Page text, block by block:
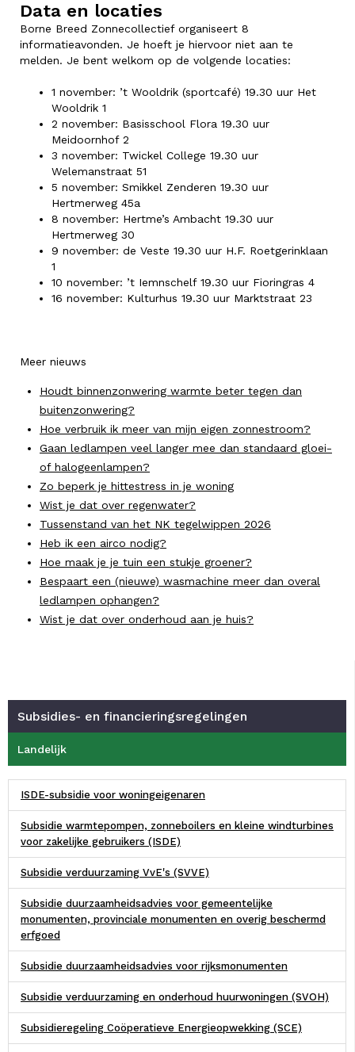
Data en locaties
Borne Breed Zonnecollectief organiseert 8
informatieavonden. Je hoeft je hiervoor niet aan te
melden. Je bent welkom op de volgende locaties:
1 november: ’t Wooldrik (sportcafé) 19.30 uur Het
Wooldrik 1
2 november: Basisschool Flora 19.30 uur
Meidoornhof 2
3 november: Twickel College 19.30 uur
Welemanstraat 51
5 november: Smikkel Zenderen 19.30 uur
Hertmerweg 45a
8 november: Hertme’s Ambacht 19.30 uur
Hertmerweg 30
9 november: de Veste 19.30 uur H.F. Roetgerinklaan
1
10 november: ’t Iemnschelf 19.30 uur Fioringras 4
16 november: Kulturhus 19.30 uur Marktstraat 23
Meer nieuws
Houdt binnenzonwering warmte beter tegen dan
buitenzonwering?
Hoe verbruik ik meer van mijn eigen zonnestroom?
Gaan ledlampen veel langer mee dan standaard gloei-
of halogeenlampen?
Zo beperk je hittestress in je woning
Wist je dat over regenwater?
Tussenstand van het NK tegelwippen 2026
Heb ik een airco nodig?
Hoe maak je je tuin een stukje groener?
Bespaart een (nieuwe) wasmachine meer dan overal
ledlampen ophangen?
Wist je dat over onderhoud aan je huis?
Subsidies- en financieringsregelingen
Landelijk
ISDE-subsidie voor woningeigenaren
Subsidie warmtepompen, zonneboilers en kleine windturbines
voor zakelijke gebruikers (ISDE)
Subsidie verduurzaming VvE's (SVVE)
Subsidie duurzaamheidsadvies voor gemeentelijke
monumenten, provinciale monumenten en overig beschermd
erfgoed
Subsidie duurzaamheidsadvies voor rijksmonumenten
Subsidie verduurzaming en onderhoud huurwoningen (SVOH)
Subsidieregeling Coöperatieve Energieopwekking (SCE)